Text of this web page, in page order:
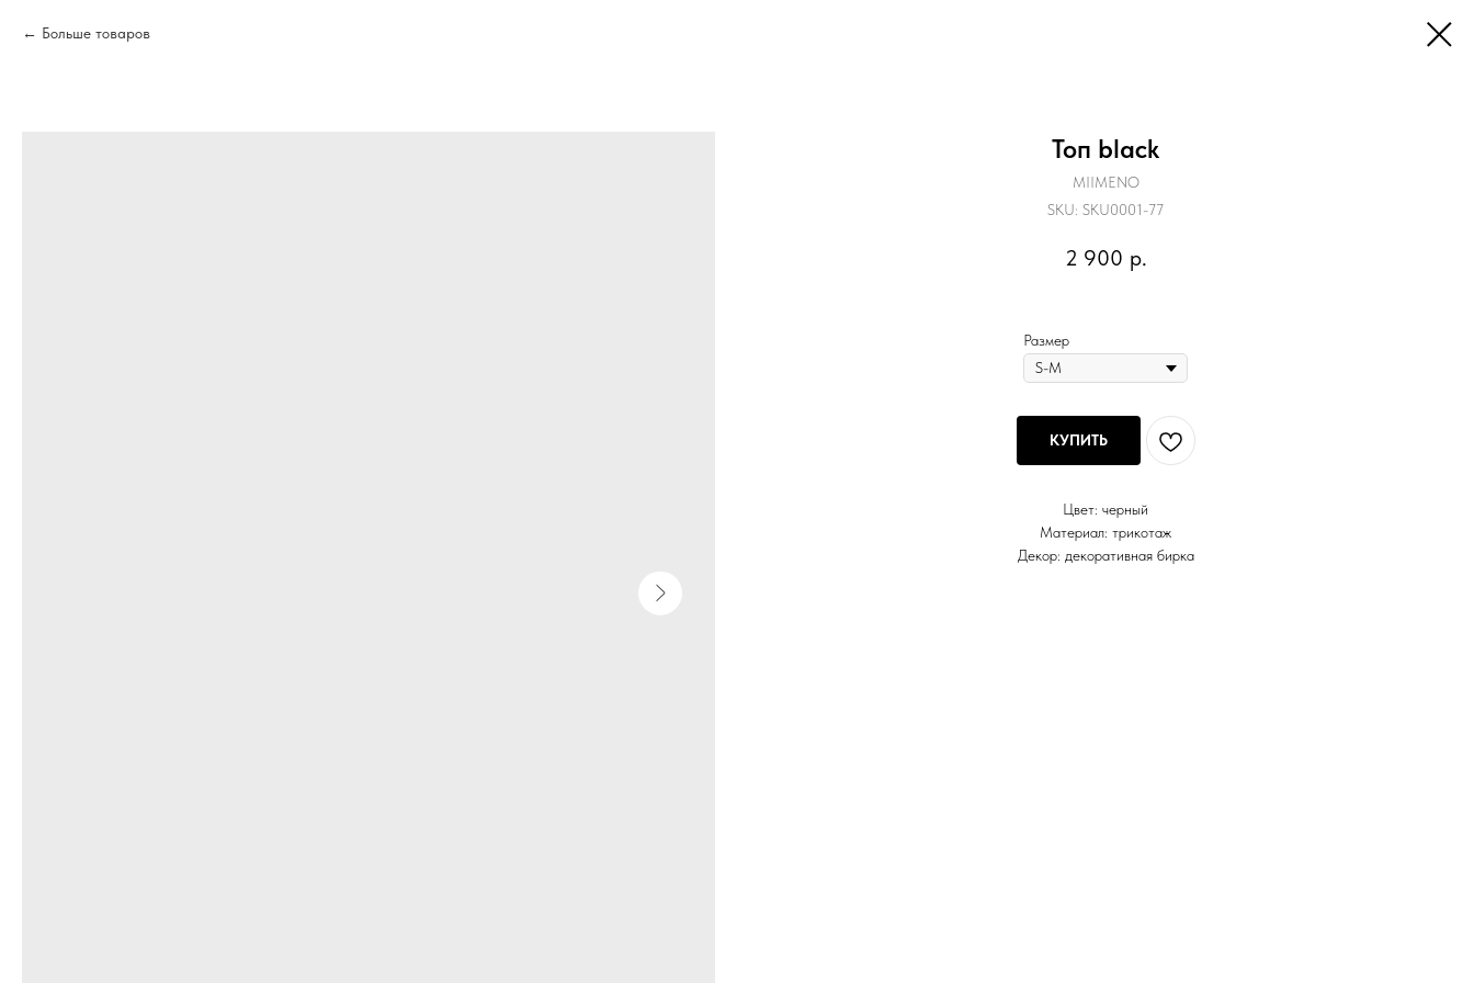
Больше товаров
Топ black
MIIMENO
SKU: SKU0001-77
2 900 р.
Размер
КУПИТЬ
Цвет: черный
Материал: трикотаж
Декор: декоративная бирка